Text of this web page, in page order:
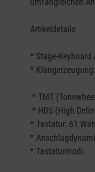
Artikeldetails
* Stage-Keyboard
* Klangerzeugung:
* TMT
* HDS (High
* Tastatur: 61
*
* Tastaturmodi: